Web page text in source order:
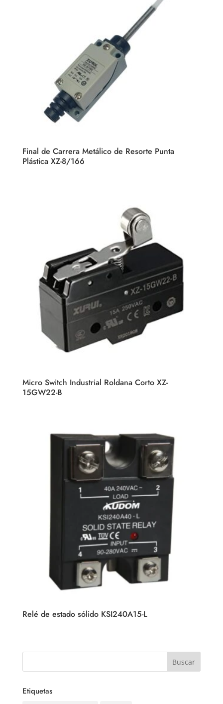
Final de Carrera Metálico de Resorte Punta
Plástica XZ-8/166
Micro Switch Industrial Roldana Corto XZ-
15GW22-B
Relé de estado sólido KSI240A15-L
Etiquetas